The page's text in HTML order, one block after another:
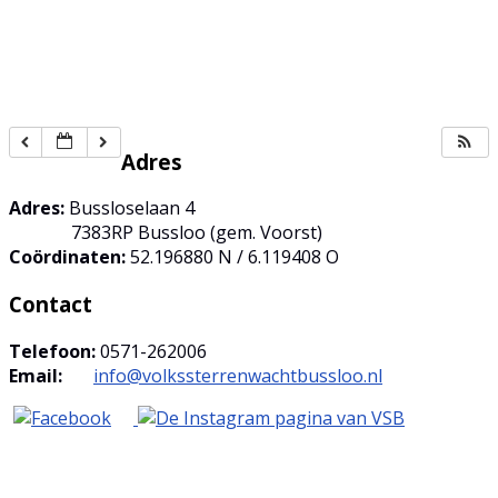
Adres
Adres: Bussloselaan 4
7383RP Bussloo (gem. Voorst)
Coördinaten:52.196880 N / 6.119408 O
Contact
Telefoon:0571-262006
Email: info@volkssterrenwachtbussloo.nl